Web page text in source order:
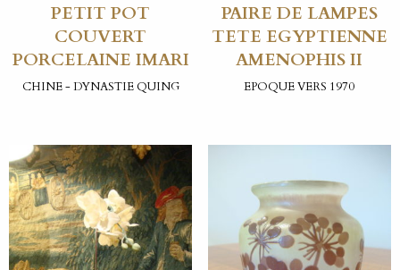
PETIT POT
COUVERT
PORCELAINE IMARI
CHINE - DYNASTIE QUING
PAIRE DE LAMPES
TETE EGYPTIENNE
AMENOPHIS II
EPOQUE VERS 1970